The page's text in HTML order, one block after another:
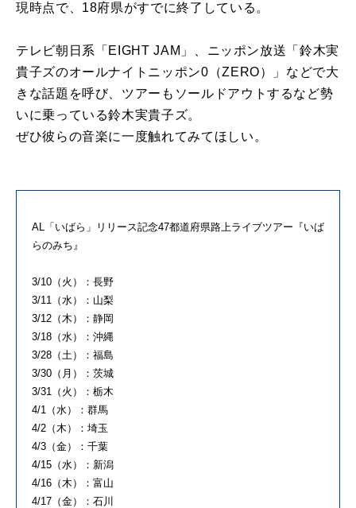
現時点で、18府県がすでに終了している。
テレビ朝日系「EIGHT JAM」、ニッポン放送「 鈴木実
貴子ズのオールナイトニッポン0（ZERO）」 などで大
きな話題 を呼び、 ツアー もソールドアウトするなど勢
いに乗っている鈴木実貴子 ズ。
ぜひ彼らの音楽に一度触れてみてほしい。
AL「いばら」リリース記念47都道府県路上ライブツアー 『いば
らのみち』
3/10（火）：長野
3/11（水）：山梨
3/12（木）：静岡
3/18（水）：沖縄
3/28（土）：福島
3/30（月）：茨城
3/31（火）：栃木
4/1（水）：群馬
4/2（木）：埼玉
4/3（金）：千葉
4/15（水）： 新潟
4/16（木）：富山
4/17（金）：石川